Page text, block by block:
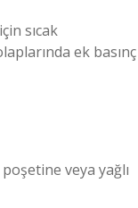
sıcak
ek basınç
veya yağlı